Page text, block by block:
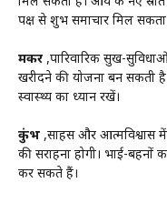
पक्ष से शुभ समाचार मिल सकता
मकर ,पारिवारिक सुख-
खरीदने की योजना बन सकती है।
स्वास्थ्य का ध्यान रखें।
कुंभ ,साहस और आत्मविश्वास में
की सराहना होगी। भाई-
कर सकते हैं।